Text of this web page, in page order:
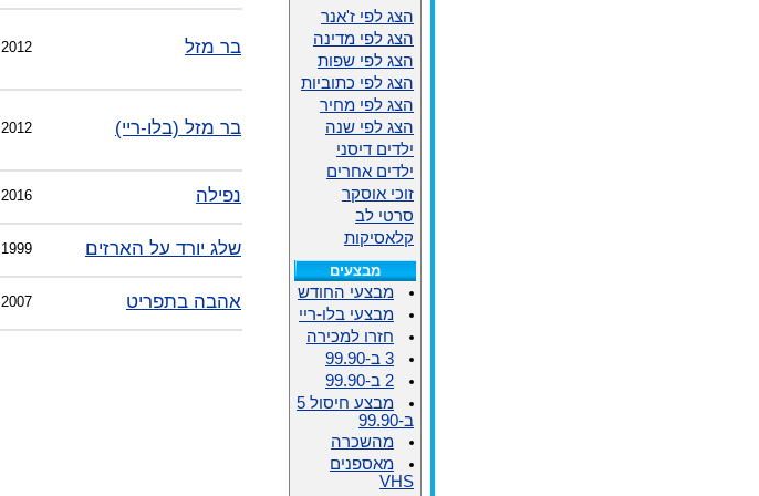
בר מזל 2012
בר מזל (בלו-ריי) 2012
נפילה 2016
שלג יורד על הארזים 1999
אהבה בתפריט 2007
הצג לפי ז'אנר
הצג לפי מדינה
הצג לפי שפות
הצג לפי כתוביות
הצג לפי מחיר
הצג לפי שנה
ילדים דיסני
ילדים אחרים
זוכי אוסקר
סרטי לב
קלאסיקות
מבצעים
מבצעי החודש
מבצעי בלו-ריי
חזרו למכירה
3 ב-99.90
2 ב-99.90
מבצע חיסול 5
ב-99.90
מהשכרה
מאספנים
VHS